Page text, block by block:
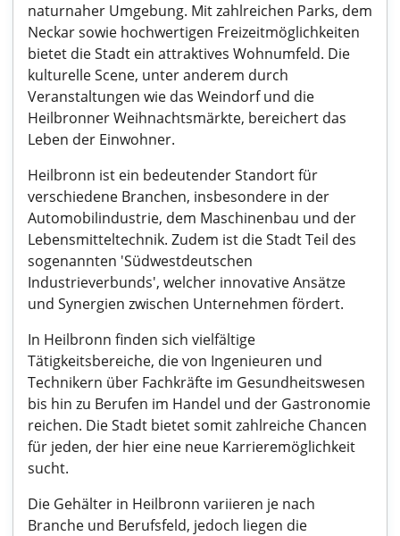
naturnaher Umgebung. Mit zahlreichen Parks, dem
Neckar sowie hochwertigen Freizeitmöglichkeiten
bietet die Stadt ein attraktives Wohnumfeld. Die
kulturelle Scene, unter anderem durch
Veranstaltungen wie das Weindorf und die
Heilbronner Weihnachtsmärkte, bereichert das
Leben der Einwohner.
Heilbronn ist ein bedeutender Standort für
verschiedene Branchen, insbesondere in der
Automobilindustrie, dem Maschinenbau und der
Lebensmitteltechnik. Zudem ist die Stadt Teil des
sogenannten 'Südwestdeutschen
Industrieverbunds', welcher innovative Ansätze
und Synergien zwischen Unternehmen fördert.
In Heilbronn finden sich vielfältige
Tätigkeitsbereiche, die von Ingenieuren und
Technikern über Fachkräfte im Gesundheitswesen
bis hin zu Berufen im Handel und der Gastronomie
reichen. Die Stadt bietet somit zahlreiche Chancen
für jeden, der hier eine neue Karrieremöglichkeit
sucht.
Die Gehälter in Heilbronn variieren je nach
Branche und Berufsfeld, jedoch liegen die